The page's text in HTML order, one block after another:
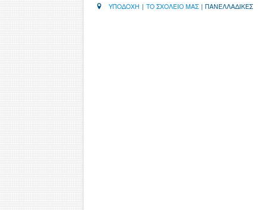
ΥΠΟΔΟΧΗ | ΤΟ ΣΧΟΛΕΙΟ ΜΑΣ | ΠΑΝΕΛΛΑΔΙΚΕΣ